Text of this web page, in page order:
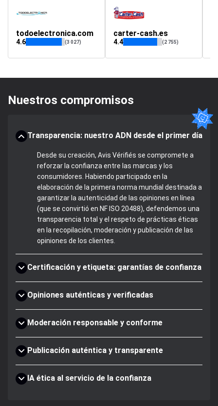
todoelectronica.com
4.6 (3 027)
carter-cash.es
4.4 (2 755)
Nuestros compromisos
Transparencia: nuestro ADN desde el primer día
Desde su creación, Avis Vérifiés se compromete a
reforzar la confianza entre las marcas y los
consumidores. Habiendo participado en la
elaboración de la primera norma mundial destinada a
garantizar la autenticidad de las opiniones en línea
(que se convirtió en NF ISO 20488), defendemos una
transparencia total y el respeto de prácticas éticas
en la recopilación, moderación y publicación de las
opiniones de los clientes.
Certificación y etiqueta: garantías de confianza
Opiniones auténticas y verificadas
Moderación responsable y conforme
Publicación auténtica y transparente
IA ética al servicio de la confianza